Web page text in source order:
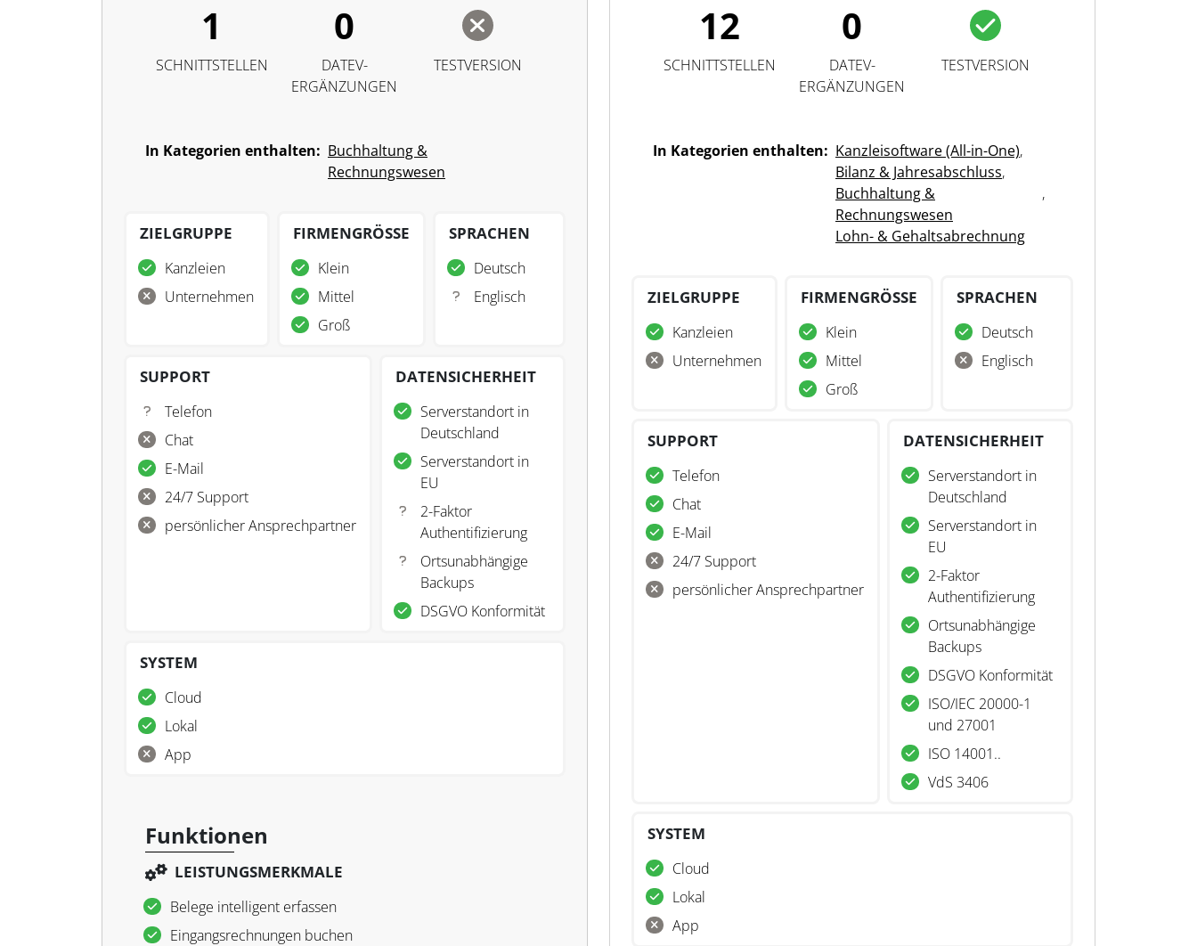
1
SCHNITTSTELLEN
0
DATEV-
ERGÄNZUNGEN
TESTVERSION
In Kategorien enthalten: Buchhaltung &
Rechnungswesen
ZIELGRUPPE
Kanzleien
Unternehmen
FIRMENGRÖSSE
Klein
Mittel
Groß
SPRACHEN
Deutsch
Englisch
SUPPORT
Telefon
Chat
E-Mail
24/7 Support
persönlicher Ansprechpartner
DATENSICHERHEIT
Serverstandort in
Deutschland
Serverstandort in
EU
2-Faktor
Authentifizierung
Ortsunabhängige
Backups
DSGVO Konformität
SYSTEM
Cloud
Lokal
App
Funktionen
LEISTUNGSMERKMALE
Belege intelligent erfassen
Eingangsrechnungen buchen
12
SCHNITTSTELLEN
0
DATEV-
ERGÄNZUNGEN
TESTVERSION
In Kategorien enthalten: Kanzleisoftware (All-in-One),
Bilanz & Jahresabschluss,
Buchhaltung &
Rechnungswesen
,
Lohn- & Gehaltsabrechnung
ZIELGRUPPE
Kanzleien
Unternehmen
FIRMENGRÖSSE
Klein
Mittel
Groß
SPRACHEN
Deutsch
Englisch
SUPPORT
Telefon
Chat
E-Mail
24/7 Support
persönlicher Ansprechpartner
DATENSICHERHEIT
Serverstandort in
Deutschland
Serverstandort in
EU
2-Faktor
Authentifizierung
Ortsunabhängige
Backups
DSGVO Konformität
ISO/IEC 20000-1
und 27001
ISO 14001..
VdS 3406
SYSTEM
Cloud
Lokal
App